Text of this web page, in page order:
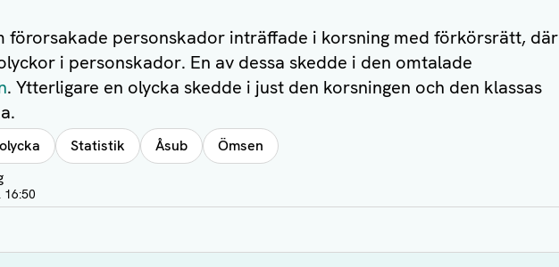
förorsakade personskador inträffade i korsning med förkörsrätt, där
i personskador. En av dessa skedde i den omtalade
. Ytterligare en olycka skedde i just den korsningen och den klassas
Statistik Åsub Ömsen
16:50